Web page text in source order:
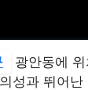
광안동에
성과 뛰어